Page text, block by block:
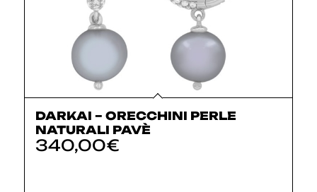
DARKAI – ORECCHINI PERLE
NATURALI PAVÈ
340,00€